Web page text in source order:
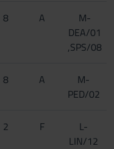
8 A
M-
DEA/01
,SPS/08
8 A
M-
PED/02
2 F
L-
LIN/12